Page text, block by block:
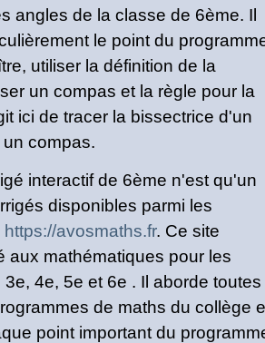
angles de la classe de 6ème. Il
le point du
utiliser la définition de la
un compas et la règle pour la
ici de tracer la bissectrice d'un
compas.
interactif de 6ème n'est qu'un
disponibles parmi les
https://avosmaths.fr. Ce site
aux mathématiques pour les
4e, 5e et 6e . Il aborde toutes
de maths du collège
point important du